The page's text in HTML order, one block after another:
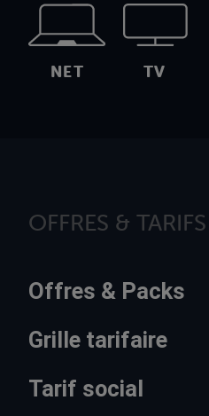
NET TV
OFFRES & TARIFS
Offres & Packs
Grille tarifaire
Tarif social